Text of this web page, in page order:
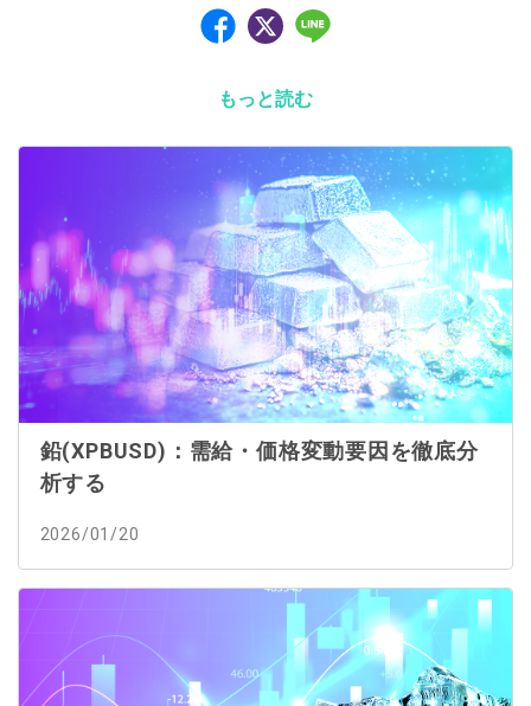
もっと読む
鉛(XPBUSD)：需給・価格変動要因を徹底分
析する
2026/01/20